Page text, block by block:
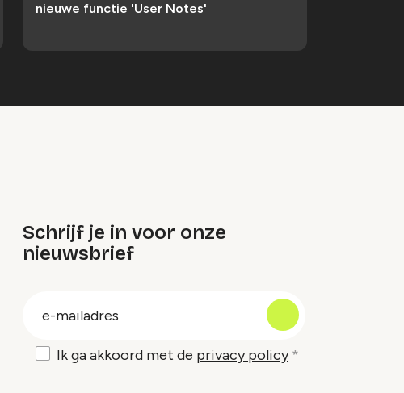
nieuwe functie 'User Notes'
Schrijf je in voor onze
nieuwsbrief
Ik ga akkoord met de privacy policy